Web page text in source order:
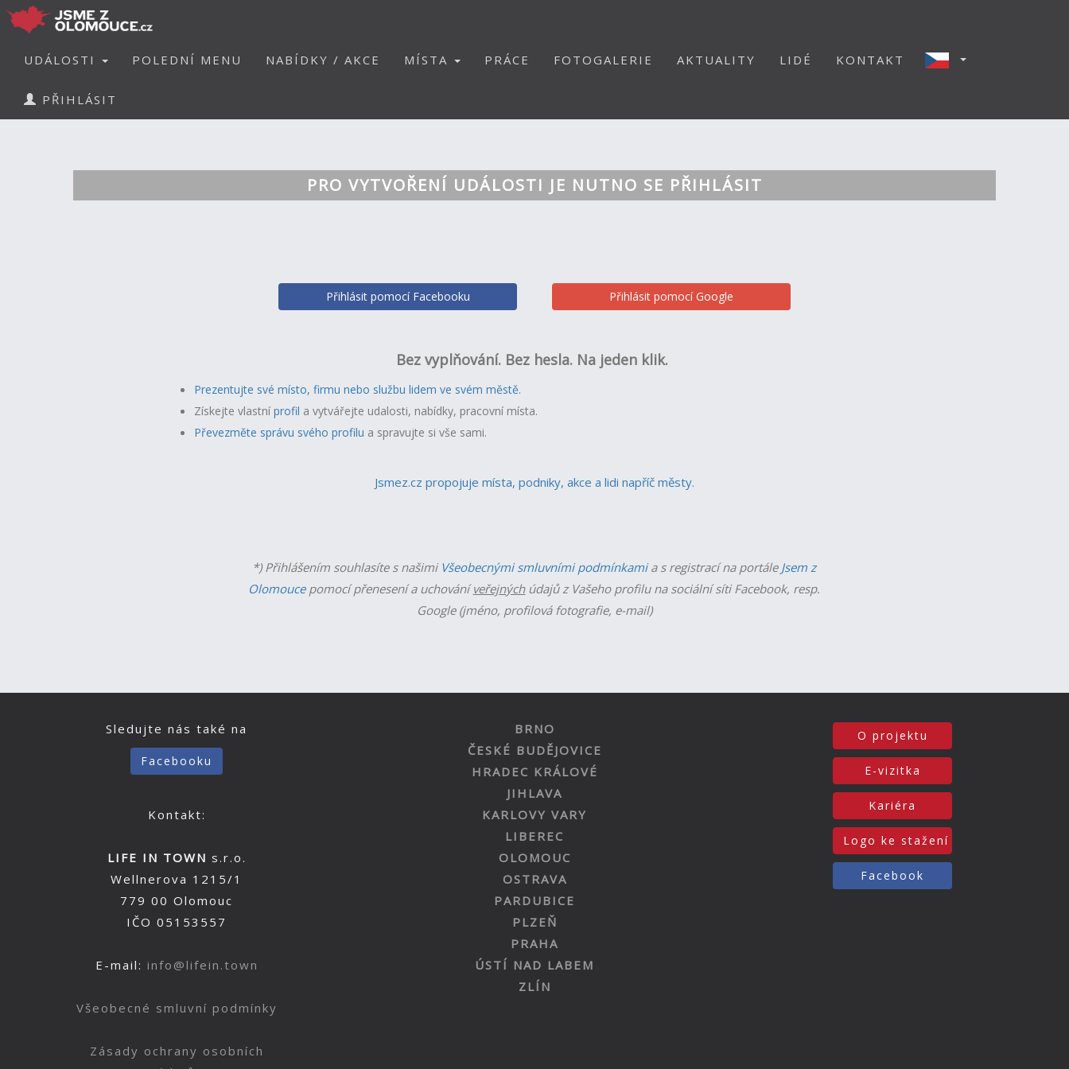
UDÁLOSTI POLEDNÍ MENU NABÍDKY / AKCE MÍSTA PRÁCE FOTOGALERIE AKTUALITY LIDÉ KONTAKT
PŘIHLÁSIT
PRO VYTVOŘENÍ UDÁLOSTI JE NUTNO SE PŘIHLÁSIT
Přihlásit pomocí Facebooku Přihlásit pomocí Google
Bez vyplňování. Bez hesla. Na jeden klik.
Prezentujte své místo, firmu nebo službu lidem ve svém městě.
Získejte vlastní profil a vytvářejte udalosti, nabídky, pracovní místa.
Převezměte správu svého profilu a spravujte si vše sami.
Jsmez.cz propojuje místa, podniky, akce a lidi napříč městy.
*) Přihlášením souhlasíte s našimi Všeobecnými smluvními podmínkamia s registrací na portále Jsem z
Olomoucepomocí přenesení a uchováníveřejnýchúdajů z Vašeho profilu na sociální síti Facebook, resp.
Google (jméno, profilová fotografie, e-mail)
Sledujte nás také na
Facebooku
Kontakt:
LIFE IN TOWN s.r.o.
Wellnerova 1215/1
779 00 Olomouc
IČO 05153557
E-mail: info@lifein.town
Všeobecné smluvní podmínky
Zásady ochrany osobních
BRNO
ČESKÉ BUDĚJOVICE
HRADEC KRÁLOVÉ
JIHLAVA
KARLOVY VARY
LIBEREC
OLOMOUC
OSTRAVA
PARDUBICE
PLZEŇ
PRAHA
ÚSTÍ NAD LABEM
ZLÍN
O projektu
E-vizitka
Kariéra
Logo ke stažení
Facebook